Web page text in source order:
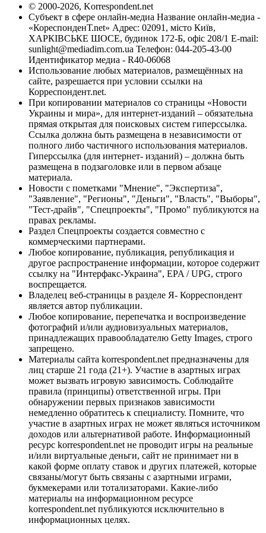
© 2000-2026, Korrespondent.net
Субъект в сфере онлайн-медиа Название онлайн-медиа -
«КореспонденТ.net» Адрес: 02091, місто Київ,
ХАРКІВСЬКЕ ШОСЕ, будинок 172-Б, офіс 208/1 E-mail:
sunlight@mediadim.com.ua Телефон: 044-205-43-00
Идентификатор медиа - R40-06068
Использование любых материалов, размещённых на
сайте, разрешается при условии ссылки на
Корреспондент.net.
При копировании материалов со страницы «Новости
Украины и мира», для интернет-изданий – обязательна
прямая открытая для поисковых систем гиперссылка.
Ссылка должна быть размещена в независимости от
полного либо частичного использования материалов.
Гиперссылка (для интернет- изданий) – должна быть
размещена в подзаголовке или в первом абзаце
материала.
Новости с пометками "Мнение", "Экспертиза",
"Заявление", "Регионы", "Деньги", "Власть", "Выборы",
"Тест-драйв", "Спецпроекты", "Промо" публикуются на
правах рекламы.
Раздел Спецпроекты создается совместно с
коммерческими партнерами.
Любое копирование, публикация, републикация и
другое распространение информации, которое содержит
ссылку на "Интерфакс-Украина", EPA / UPG, строго
воспрещается.
Владелец веб-страницы в разделе Я- Корреспондент
является автор публикации.
Любое копирование, перепечатка и воспроизведение
фотографий и/или аудиовизуальных материалов,
принадлежащих правообладателю Getty Images, строго
запрещено.
Материалы сайта korrespondent.net предназначены для
лиц старше 21 года (21+). Участие в азартных играх
может вызвать игровую зависимость. Соблюдайте
правила (принципы) ответственной игры. При
обнаружении первых признаков зависимости
немедленно обратитесь к специалисту. Помните, что
участие в азартных играх не может являться источником
доходов или альтернативой работе. Информационный
ресурс korrespondent.net не проводит игры на реальные
и/или виртуальные деньги, сайт не принимает ни в
какой форме оплату ставок и других платежей, которые
связаны/могут быть связаны с азартными играми,
букмекерами или тотализаторами. Какие-либо
материалы на информационном ресурсе
korrespondent.net публикуются исключительно в
информационных целях.